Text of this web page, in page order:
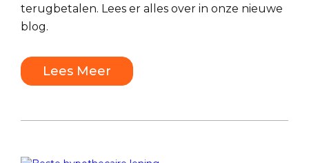
terugbetalen. Lees er alles over in onze nieuwe
blog.
Lees Meer